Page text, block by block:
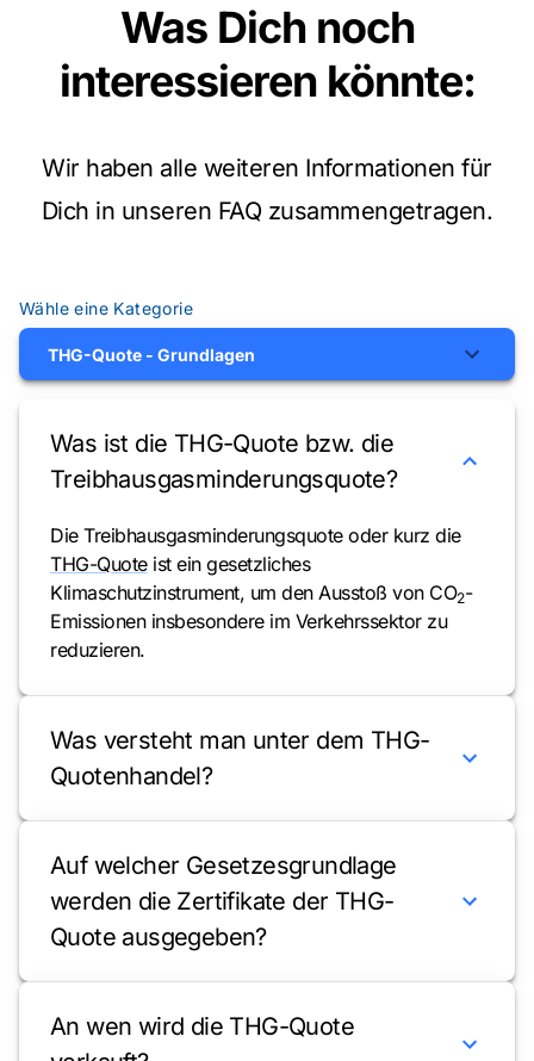
Was Dich noch
interessieren könnte:
Wir haben alle weiteren Informationen für
Dich in unseren FAQ zusammengetragen.
Wähle eine Kategorie
THG-Quote - Grundlagen
Was ist die THG-Quote bzw. die
Treibhausgasminderungsquote?
Die Treibhausgasminderungsquote oder kurz die
THG-Quote ist ein gesetzliches
Klimaschutzinstrument, um den Ausstoß von CO2-
Emissionen insbesondere im Verkehrssektor zu
reduzieren.
Was versteht man unter dem THG-
Quotenhandel?
Auf welcher Gesetzesgrundlage
werden die Zertifikate der THG-
Quote ausgegeben?
An wen wird die THG-Quote